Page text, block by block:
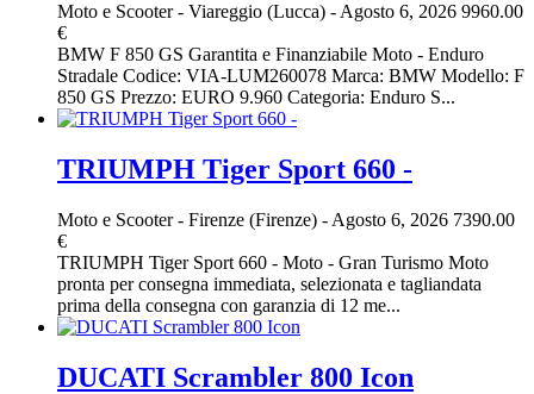
Moto e Scooter- Viareggio (Lucca) - Agosto 6, 2026 9960.00
€
BMW F 850 GS Garantita e Finanziabile Moto - Enduro
Stradale Codice: VIA-LUM260078 Marca: BMW Modello: F
850 GS Prezzo: EURO 9.960 Categoria: Enduro S...
TRIUMPH Tiger Sport 660 -
Moto e Scooter- Firenze (Firenze) - Agosto 6, 2026 7390.00
€
TRIUMPH Tiger Sport 660 - Moto - Gran Turismo Moto
pronta per consegna immediata, selezionata e tagliandata
prima della consegna con garanzia di 12 me...
DUCATI Scrambler 800 Icon